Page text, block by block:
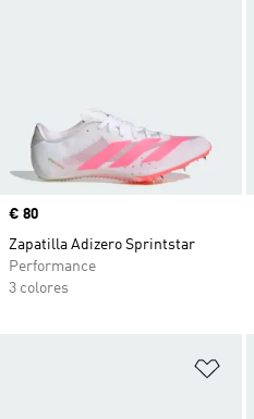
Precio
€ 80
Zapatilla Adizero Sprintstar
Performance
3 colores